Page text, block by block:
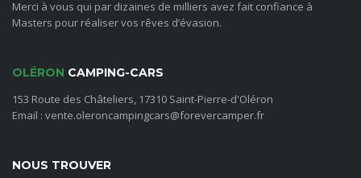
Merci à vous qui par dizaines de milliers avez fait confiance à
Masters pour réaliser vos rêves d’évasion.
OLÉRON CAMPING-CARS
153 Route des Châteliers, 17310 Saint-Pierre-d'Oléron
Email : vente.oleroncampingcars@forevercamper.fr
NOUS TROUVER